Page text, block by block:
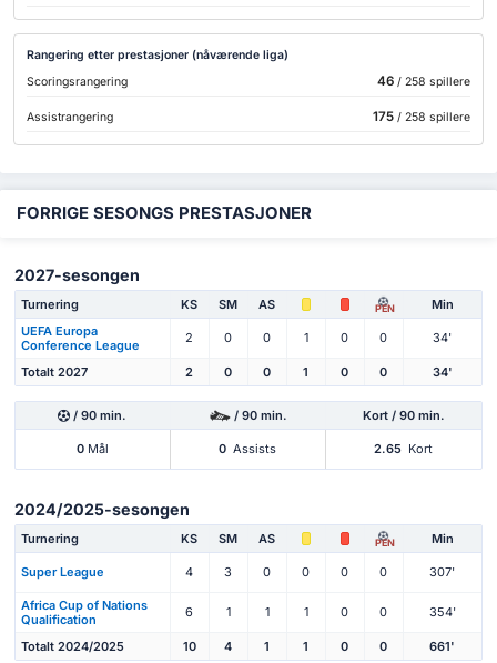
Rangering etter prestasjoner (nåværende liga)
Scoringsrangering
46/ 258 spillere
Assistrangering 175/ 258 spillere
FORRIGE SESONGS PRESTASJONER
2027-sesongen
Turnering KS SM AS PEN
Min
UEFA Europa
Conference League
2 0 0 1 0 0 34'
Totalt 2027 2 0 0 1 0 0 34'
/ 90 min. / 90 min. Kort / 90 min.
0Mål 0 Assists 2.65 Kort
2024/2025-sesongen
Turnering KS SM AS PEN Min
Super League 4 3 0 0 0 0 307'
Africa Cup of Nations
Qualification
6 1 1 1 0 0 354'
Totalt 2024/2025 10 4 1 1 0 0 661'